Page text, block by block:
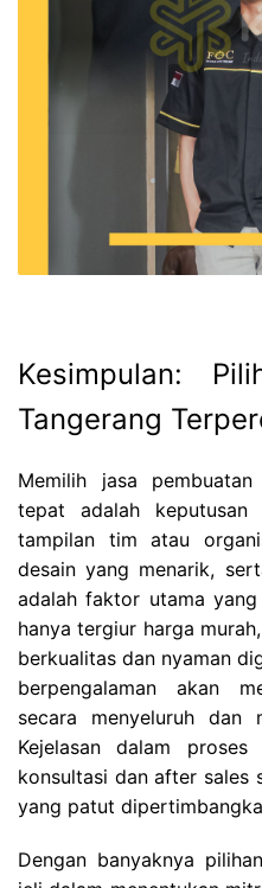
Kesimpulan:
Tangerang
Memilih jasa
tepat adalah keputusan
tampilan tim atau
desain yang menarik,
adalah faktor utama
hanya tergiur harga
berkualitas dan nyaman
berpengalaman akan
secara menyeluruh dan
Kejelasan dalam
konsultasi dan after sales
yang patut
Dengan banyaknya